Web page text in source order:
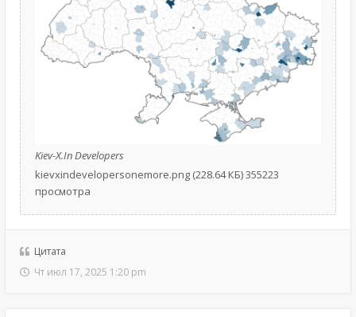
Kiev-X.In Developers
kievxindevelopersonemore.png (228.64 КБ) 355223
просмотра
Цитата
Чт июл 17, 2025 1:20 pm